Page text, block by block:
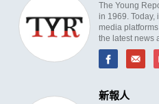
The Young
in 1969. Today,
media
the latest news
新報人